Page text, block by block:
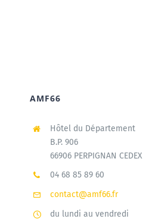
AMF66
Hôtel du Département
B.P. 906
66906 PERPIGNAN CEDEX
04 68 85 89 60
contact@amf66.fr
du lundi au vendredi